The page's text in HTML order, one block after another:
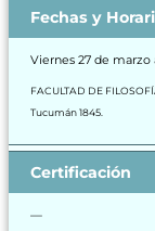
Fechas y
Viernes 27 de marzo
FACULTAD DE
Tucumán 1845.
Certificación
—